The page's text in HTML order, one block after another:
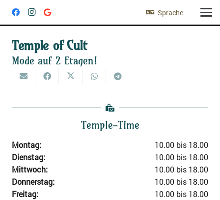
Sprache
Temple of Cult
Mode auf 2 Etagen!
Temple-Time
Mon­tag:
10.00 bis 18.00
Diens­tag:
10.00 bis 18.00
Mitt­woch:
10.00 bis 18.00
Don­ners­tag:
10.00 bis 18.00
Frei­tag:
10.00 bis 18.00